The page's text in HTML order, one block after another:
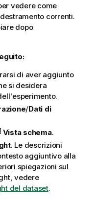
vedere come
correnti.
dopo
di aver aggiunto
si desidera
/Dati di
Vista schema.
. Le descrizioni
aggiuntivo alla
spiegazioni sul
vedere
del dataset.